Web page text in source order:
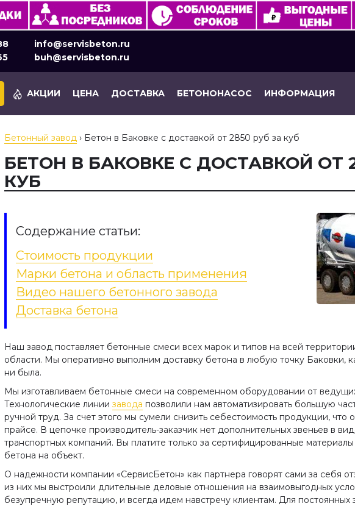
info@servisbeton.ru
buh@servisbeton.ru
АКЦИИ ЦЕНА ДОСТАВКА БЕТОНОНАСОС ИНФОРМАЦИЯ
Бетонный завод › Бетон в Баковке с доставкой от 2850 руб за куб
БЕТОН В БАКОВКЕ С ДОСТАВКОЙ ОТ
КУБ
Содержание статьи:
Стоимость продукции
Марки бетона и область применения
Видео нашего бетонного завода
Доставка бетона
Наш завод поставляет бетонные смеси всех марок и типов на всей
области. Мы оперативно выполним доставку бетона в любую точку Баковки,
ни была.
Мы изготавливаем бетонные смеси на современном оборудовании от
Технологические линии завода позволили нам автоматизировать большую
ручной труд. За счет этого мы сумели снизить себестоимость продукции, что
прайсе. В цепочке производитель-заказчик нет дополнительных звеньев в
транспортных компаний. Вы платите только за сертифицированные
бетона на объект.
О надежности компании «СервисБетон» как партнера говорят сами за себя
из них мы выстроили длительные деловые отношения на взаимовыгодных
безупречную репутацию, и всегда идем навстречу клиентам. Для постоянных